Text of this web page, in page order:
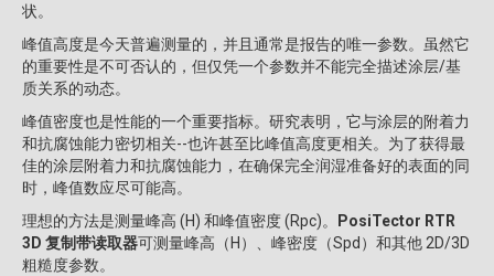
状。
峰值高度是今天普遍测量的，并且通常是报告的唯一参数。虽然它
的重要性是不可否认的，但仅凭一个参数并不能完全描述涂层/基
质关系的动态。
峰值密度也是性能的一个重要指标。研究表明，它与涂层的附着力
和抗腐蚀能力密切相关--也许甚至比峰值高度更相关。为了获得最
佳的涂层附着力和抗腐蚀能力，在确保完全润湿准备好的表面的同
时，峰值数应尽可能高。
理想的方法是测量峰高 (H) 和峰值密度 (Rpc)。
PosiTector RTR
3D 复制带读取器可测量峰高（H）、峰密度（Spd）和其他 2D/3D
粗糙度参数。